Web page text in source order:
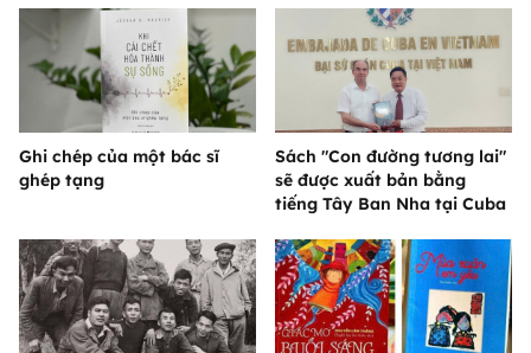
Ghi chép của một bác sĩ
ghép tạng
Sách "Con đường tương lai"
sẽ được xuất bản bằng
tiếng Tây Ban Nha tại Cuba